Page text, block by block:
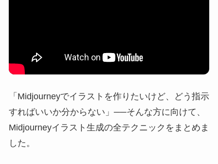
「Midjourneyでイラストを作りたいけど、どう指示
すればいいか分からない」──そんな方に向けて、
Midjourneyイラスト生成の全テクニックをまとめま
した。